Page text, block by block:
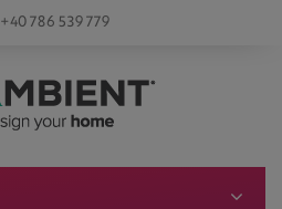
+40 786 539 779